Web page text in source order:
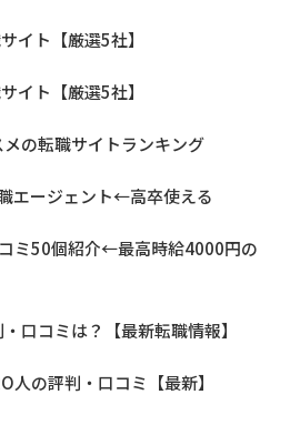
イト【厳選5社】
イト【厳選5社】
メの転職サイトランキング
エージェント←高卒使える
ミ50個紹介←最高時給4000円の
口コミは？【最新転職情報】
人の評判・口コミ【最新】